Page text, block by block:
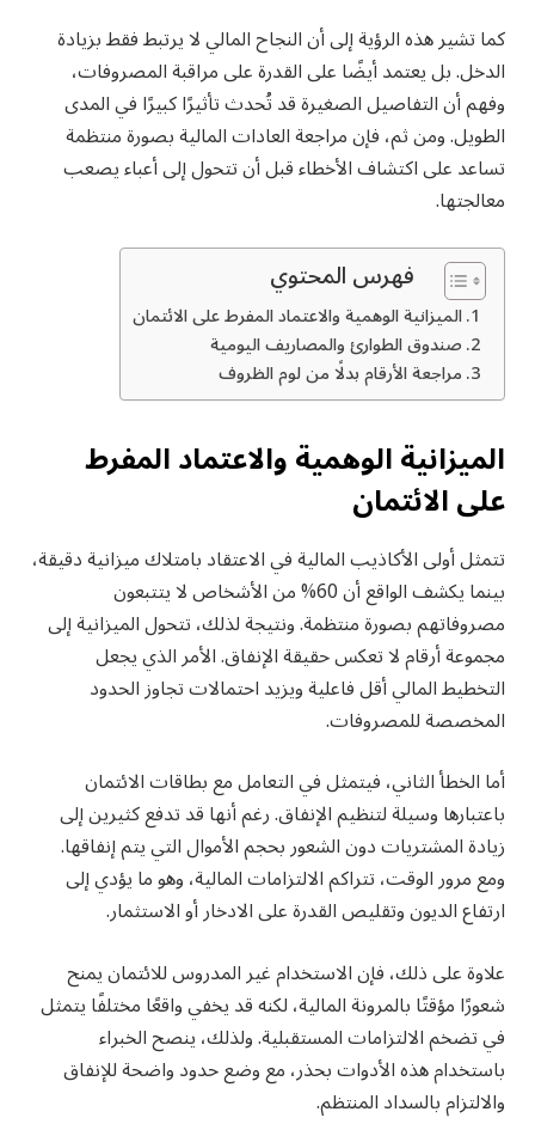
كما تشير هذه الرؤية إلى أن النجاح المالي لا يرتبط فقط بزيادة
الدخل. بل يعتمد أيضًا على القدرة على مراقبة المصروفات،
وفهم أن التفاصيل الصغيرة قد تُحدث تأثيرًا كبيرًا في المدى
الطويل. ومن ثم، فإن مراجعة العادات المالية بصورة منتظمة
تساعد على اكتشاف الأخطاء قبل أن تتحول إلى أعباء يصعب
معالجتها.
فهرس المحتوي
الميزانية الوهمية والاعتماد المفرط على الائتمان
صندوق الطوارئ والمصاريف اليومية
مراجعة الأرقام بدلًا من لوم الظروف
الميزانية الوهمية والاعتماد المفرط
على الائتمان
تتمثل أولى الأكاذيب المالية في الاعتقاد بامتلاك ميزانية دقيقة،
بينما يكشف الواقع أن 60% من الأشخاص لا يتتبعون
مصروفاتهم بصورة منتظمة. ونتيجة لذلك، تتحول الميزانية إلى
مجموعة أرقام لا تعكس حقيقة الإنفاق. الأمر الذي يجعل
التخطيط المالي أقل فاعلية ويزيد احتمالات تجاوز الحدود
المخصصة للمصروفات.
أما الخطأ الثاني، فيتمثل في التعامل مع بطاقات الائتمان
باعتبارها وسيلة لتنظيم الإنفاق. رغم أنها قد تدفع كثيرين إلى
زيادة المشتريات دون الشعور بحجم الأموال التي يتم إنفاقها.
ومع مرور الوقت، تتراكم الالتزامات المالية، وهو ما يؤدي إلى
ارتفاع الديون وتقليص القدرة على الادخار أو الاستثمار.
علاوة على ذلك، فإن الاستخدام غير المدروس للائتمان يمنح
شعورًا مؤقتًا بالمرونة المالية، لكنه قد يخفي واقعًا مختلفًا يتمثل
في تضخم الالتزامات المستقبلية. ولذلك، ينصح الخبراء
باستخدام هذه الأدوات بحذر، مع وضع حدود واضحة للإنفاق
والالتزام بالسداد المنتظم.